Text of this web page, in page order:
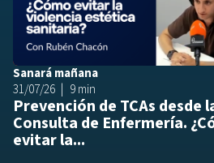
Sanará mañana
31/07/26
9 min
Prevención de TCAs desde
Consulta de Enfermería.
evitar la...